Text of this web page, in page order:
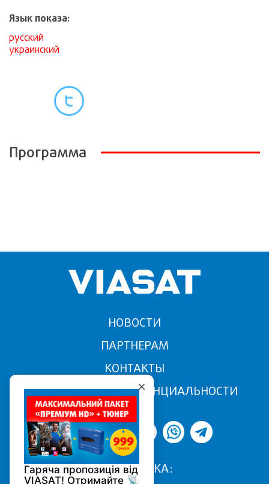
Язык показа:
русский
украинский
Программа
НОВОСТИ
ПАРТНЕРАМ
КОНТАКТЫ
ПОЛИТИКА КОНФИДЕНЦИАЛЬНОСТИ
ПОДДЕРЖКА: